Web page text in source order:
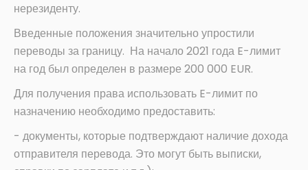
нерезиденту.
Введенные положения значительно упростили
переводы за границу. На начало 2021 года E-лимит
на год был определен в размере 200 000 EUR.
Для получения права использовать E-лимит по
назначению необходимо предоставить:
- документы, которые подтверждают наличие дохода
отправителя перевода. Это могут быть выписки,